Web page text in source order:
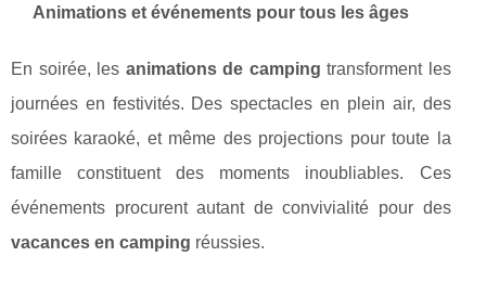
Animations et événements pour tous les âges
En soirée, les animations de camping transforment les
journées en festivités. Des spectacles en plein air, des
soirées karaoké, et même des projections pour toute la
famille constituent des moments inoubliables. Ces
événements procurent autant de convivialité pour des
vacances en camping réussies.